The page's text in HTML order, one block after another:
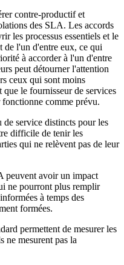
contre-productif et
des SLA. Les accords
les processus essentiels et le
l'un d'entre eux, ce qui
à accorder à l'un d'entre
peut détourner l'attention
ceux qui sont moins
le fournisseur de services
comme prévu.
service distincts pour les
difficile de tenir les
qui ne relèvent pas de leur
peuvent avoir un impact
ne pourront plus remplir
à temps des
formées.
permettent de mesurer les
ne mesurent pas la